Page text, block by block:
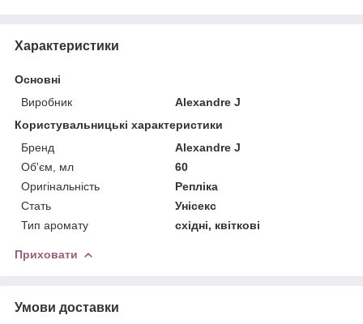
Характеристики
Основні
Виробник
Alexandre J
Користувальницькі характеристики
Бренд
Alexandre J
Об'єм, мл
60
Оригінальність
Репліка
Стать
Унісекс
Тип аромату
східні, квіткові
Приховати
Умови доставки